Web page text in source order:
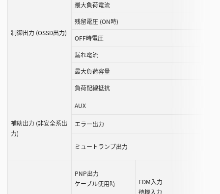
制御出力 (OSSD出力)
最大負荷電流
残留電圧 (ON時)
OFF時電圧
漏れ電流
最大負荷容量
負荷配線抵抗
補助出力 (非安全系出
力)
AUX
エラー出力
ミュートランプ出力
PNP出力
ケーブル使用時
EDM入力
待機入力